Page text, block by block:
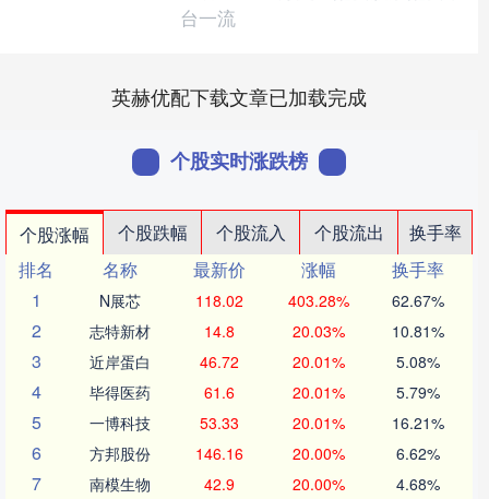
台一流
英赫优配下载文章已加载完成
个股实时涨跌榜
个股涨幅 个股跌幅 个股流入 个股流出
换手率
排名
名称 最新价 涨幅
换手率
1
N展芯 118.02 403.28% 62.67%
2 志特新材 14.8 20.03% 10.81%
3 近岸蛋白 46.72 20.01% 5.08%
4 毕得医药 61.6 20.01% 5.79%
5 一博科技 53.33 20.01% 16.21%
6 方邦股份 146.16 20.00% 6.62%
7 南模生物 42.9 20.00% 4.68%